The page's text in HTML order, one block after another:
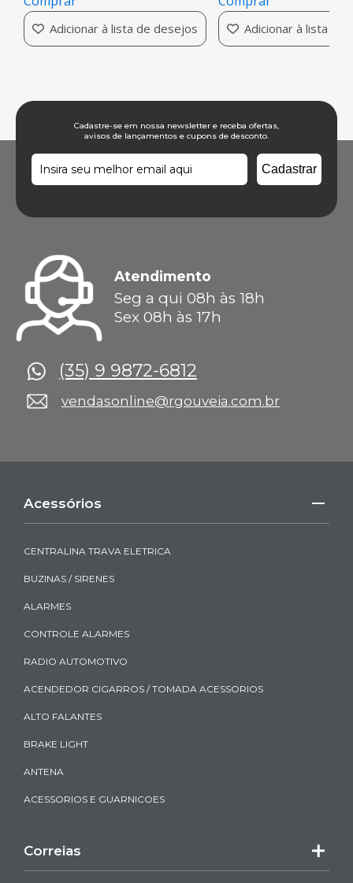
Adicionar à lista de desejos Adicionar à lista de
Cadastre-se em nossa newsletter e receba ofertas,
avisos de lançamentos e cupons de desconto.
Atendimento
Seg a qui 08h às 18h
Sex 08h às 17h
(35) 9 9872-6812
vendasonline@rgouveia.com.br
Acessórios
CENTRALINA TRAVA ELETRICA
BUZINAS / SIRENES
ALARMES
CONTROLE ALARMES
RADIO AUTOMOTIVO
ACENDEDOR CIGARROS / TOMADA ACESSORIOS
ALTO FALANTES
BRAKE LIGHT
ANTENA
ACESSORIOS E GUARNICOES
Correias